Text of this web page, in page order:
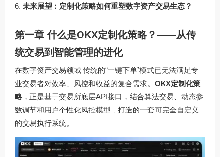
未来展望：定制化策略如何重塑数字资产交易生态？
第一章 什么是OKX定制化策略？——从传
统交易到智能管理的进化
在数字资产交易领域,传统的“一键下单”模式已无法满足专
业交易者对效率、风控和收益的复合需求。 OKX定制化策
略 ，正是基于交易所底层API接口，结合算法交易、动态参
数调节和用户个性化风控模型，打造的一套可完全自定义
的交易执行系统。